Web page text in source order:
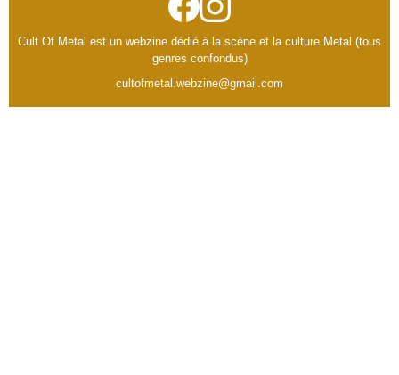
Cult Of Metal est un webzine dédié à la scène et la culture Metal (tous
genres confondus)
cultofmetal.webzine@gmail.com